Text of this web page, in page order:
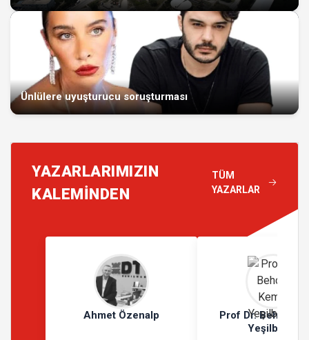
Ünlülere uyuşturucu soruşturması
YAZARLARIMIZIN
KALEMİNDEN
TÜM
YAZARLAR
Ahmet Özenalp
Prof Dr. Behçet
Yeşilbursa